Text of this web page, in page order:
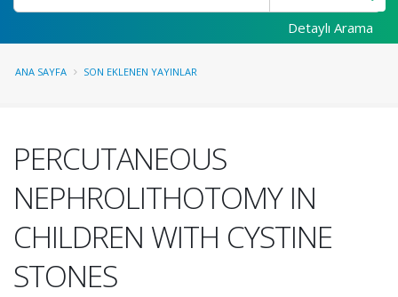
Detaylı Arama
ANA SAYFA SON EKLENEN YAYINLAR
PERCUTANEOUS
NEPHROLITHOTOMY IN
CHILDREN WITH CYSTINE
STONES